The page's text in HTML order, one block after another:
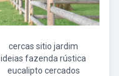
cercas sitio jardim
ideias fazenda rústica
eucalipto cercados